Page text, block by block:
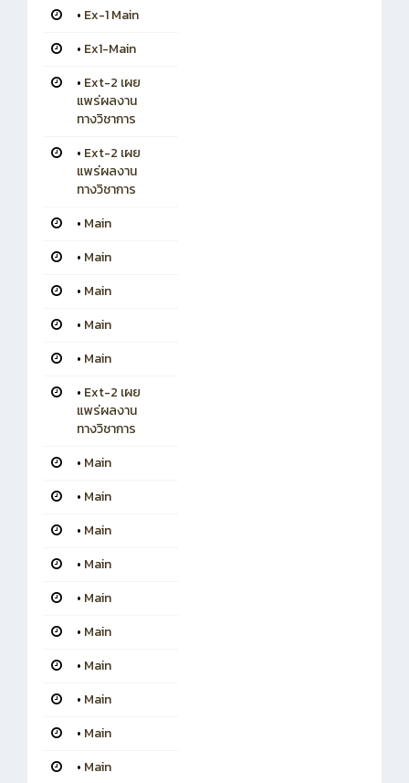
• Ex-1 Main
• Ex1-Main
• Ext-2 เผย
แพร่ผลงาน
ทางวิชาการ
• Ext-2 เผย
แพร่ผลงาน
ทางวิชาการ
• Main
• Main
• Main
• Main
• Main
• Ext-2 เผย
แพร่ผลงาน
ทางวิชาการ
• Main
• Main
• Main
• Main
• Main
• Main
• Main
• Main
• Main
• Main